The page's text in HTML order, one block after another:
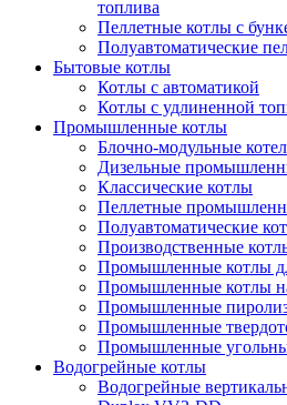
топлива
Пеллетные котлы с
Полуавтоматические
Бытовые котлы
Котлы с автоматикой
Котлы с удлиненной
Промышленные котлы
Блочно-модульные
Дизельные
Классические котлы
Пеллетные
Полуавтоматические
Производственные
Промышленные котлы
Промышленные котлы
Промышленные
Промышленные
Промышленные
Водогрейные котлы
Водогрейные